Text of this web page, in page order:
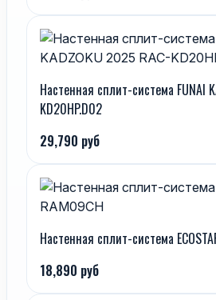
Настенная сплит-система FUNAI
KD20HP.D02
29,790 руб
Настенная сплит-система
18,890 руб